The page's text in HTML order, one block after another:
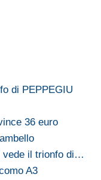
di PEPPEGIU
36 euro
vede il trionfo di…
A3